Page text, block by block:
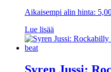
Aikaisempi alin hinta:
Lue lisää